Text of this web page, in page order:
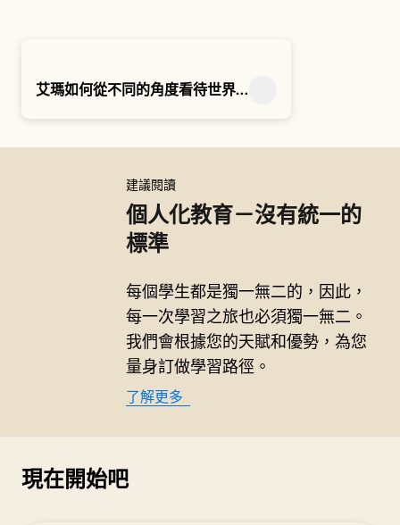
艾瑪如何從不同的角度看待世界…
建議閱讀
個人化教育－沒有統一的
標準
每個學生都是獨一無二的，因此，
每一次學習之旅也必須獨一無二。
我們會根據您的天賦和優勢，為您
量身訂做學習路徑。
了解更多
現在開始吧